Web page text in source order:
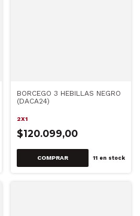
BORCEGO 3 HEBILLAS NEGRO
(DACA24)
2X1
$120.099,00
COMPRAR 11 en stock